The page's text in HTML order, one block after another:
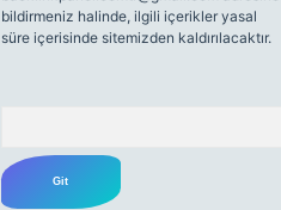
bildirmeniz halinde, ilgili içerikler yasal
süre içerisinde sitemizden kaldırılacaktır.